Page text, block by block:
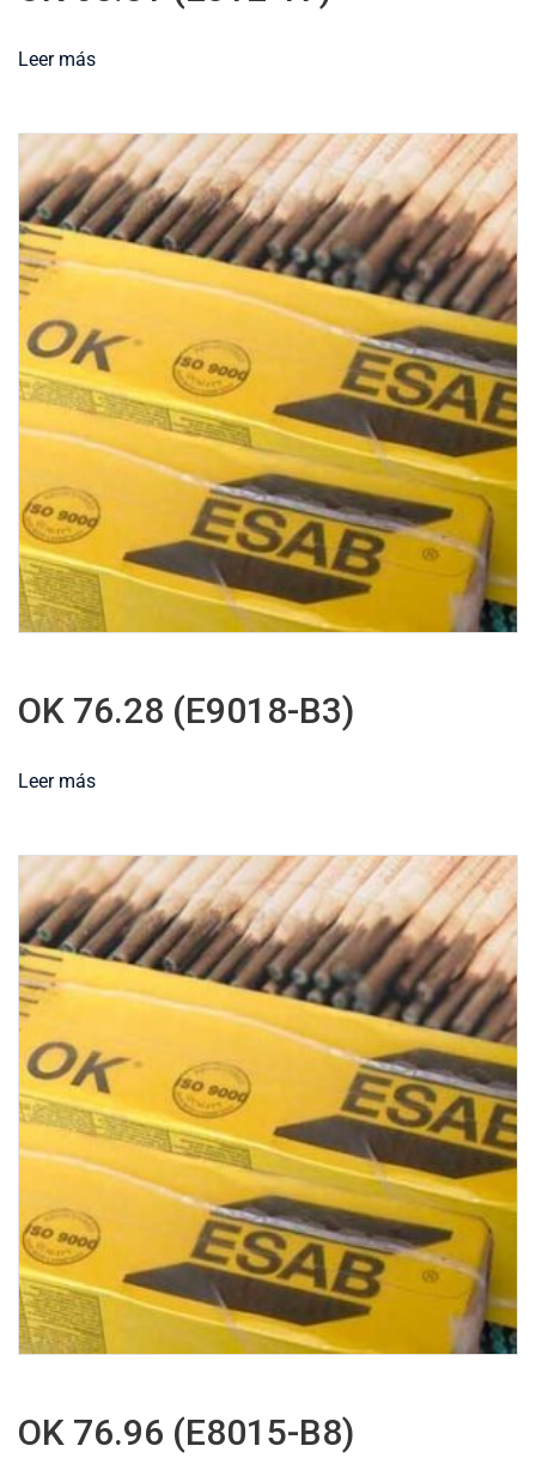
Leer más
OK 76.28 (E9018-B3)
Leer más
OK 76.96 (E8015-B8)